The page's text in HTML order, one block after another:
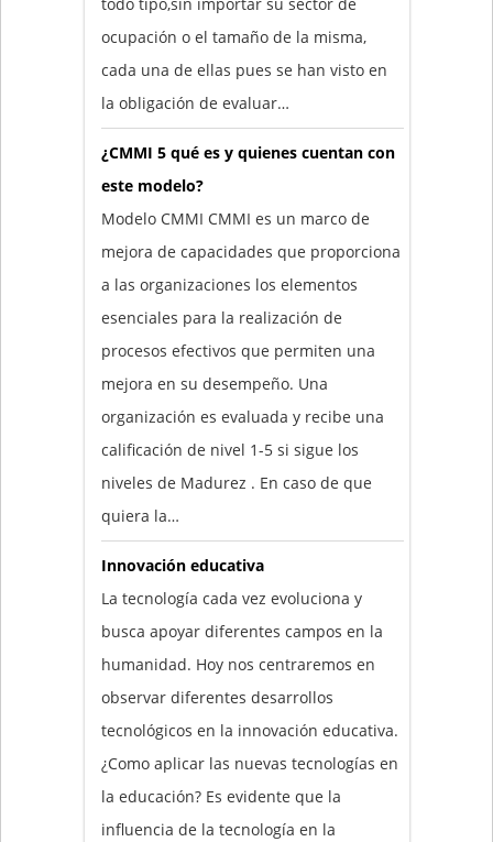
todo tipo,sin importar su sector de
ocupación o el tamaño de la misma,
cada una de ellas pues se han visto en
la obligación de evaluar…
¿CMMI 5 qué es y quienes cuentan con
este modelo?
Modelo CMMI CMMI es un marco de
mejora de capacidades que proporciona
a las organizaciones los elementos
esenciales para la realización de
procesos efectivos que permiten una
mejora en su desempeño. Una
organización es evaluada y recibe una
calificación de nivel 1-5 si sigue los
niveles de Madurez . En caso de que
quiera la…
Innovación educativa
La tecnología cada vez evoluciona y
busca apoyar diferentes campos en la
humanidad. Hoy nos centraremos en
observar diferentes desarrollos
tecnológicos en la innovación educativa.
¿Como aplicar las nuevas tecnologías en
la educación? Es evidente que la
influencia de la tecnología en la